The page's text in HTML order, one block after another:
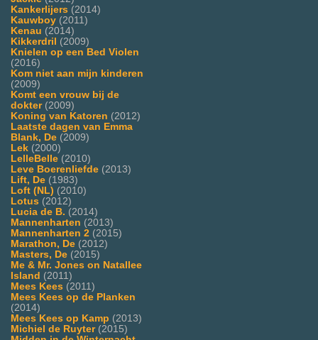
Kankerlijers (2014)
Kauwboy (2011)
Kenau (2014)
Kikkerdril
(2009)
Knielen op een Bed Violen
(2016)
Kom niet aan mijn kinderen
(2009)
Komt een vrouw bij de
dokter(2009)
Koning van Katoren (2012)
Laatste dagen van Emma
Blank, De (2009)
Lek (2000)
LelleBelle (2010)
Leve Boerenliefde (2013)
Lift, De (1983)
Loft (NL) (2010)
Lotus (2012)
Lucia de B. (2014)
Mannenharten (2013)
Mannenharten 2 (2015)
Marathon, De (2012)
Masters, De (2015)
Me & Mr. Jones on Natallee
Island (2011)
Mees Kees (2011)
Mees Kees op de Planken
(2014)
Mees Kees op Kamp (2013)
Michiel de Ruyter(2015)